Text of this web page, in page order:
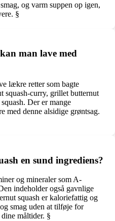
og varm suppen op igen,
§
man lave med
lækre retter som bagte
squash-curry, grillet butternut
Der er mange
med denne alsidige grøntsag.
en sund ingrediens?
og mineraler som A-
indeholder også gavnlige
squash er kaloriefattig og
smag uden at tilføje for
måltider. §